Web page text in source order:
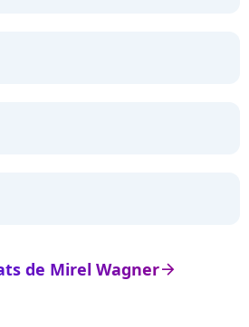
arrow_right
de Mirel Wagner